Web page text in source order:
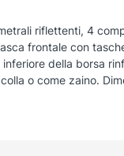
riflettenti, 4
frontale con
della borsa
o come zaino.